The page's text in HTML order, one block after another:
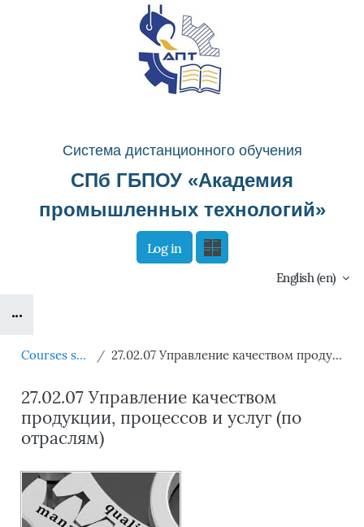
Система дистанционного обучения
СПб ГБПОУ «Академия
промышленных технологий»
Log in
English ‎(en)‎
Courses showcase 3KL 27.02.07 Управление качеством продукции, процессов и услуг (по отраслям)
27.02.07 Управление качеством
продукции, процессов и услуг (по
отраслям)
Blocks